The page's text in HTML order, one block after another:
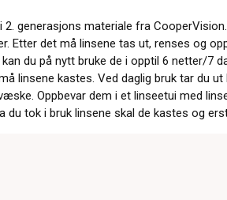
2. generasjons materiale fra
Etter det må linsene tas ut, renses og
du på nytt bruke de i opptil 6 netter/7
linsene kastes. Ved daglig bruk tar du ut
Oppbevar dem i et linseetui med
du tok i bruk linsene skal de kastes og